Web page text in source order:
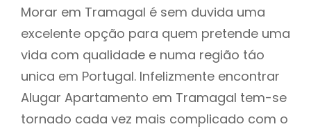
Morar em Tramagal é sem duvida uma
excelente opção para quem pretende uma
vida com qualidade e numa região táo
unica em Portugal. Infelizmente encontrar
Alugar Apartamento em Tramagal tem-se
tornado cada vez mais complicado com o